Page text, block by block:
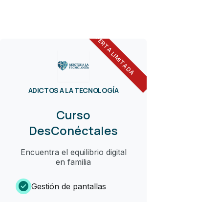
OFERTA LIMITADA
ADICTOS A LA TECNOLOGÍA
Curso
DesConéctales
Encuentra el equilibrio digital
en familia
check_circle Gestión de pantallas